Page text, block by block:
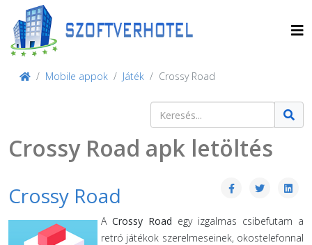
Mobile appok Játék Crossy Road
Keresés
Crossy Road apk letöltés
Crossy Road
A Crossy Road egy izgalmas csibefutam a
retró játékok szerelmeseinek, okostelefonnal